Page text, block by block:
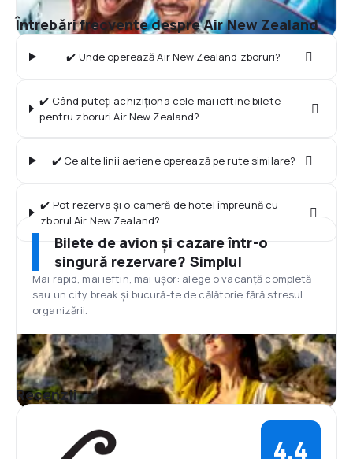
Întrebări frecvente despre Air New Zealand
✔️ Unde operează Air New Zealand zboruri?
✔️ Când puteți achiziționa cele mai ieftine bilete
pentru zboruri Air New Zealand?
✔️ Ce alte linii aeriene operează pe rute similare?
✔️ Pot rezerva și o cameră de hotel împreună cu
zborul Air New Zealand?
Bilete de avion și cazare într-o
singură rezervare? Simplu!
Mai rapid, mai ieftin, mai ușor: alege o vacanță completă
sau un city break și bucură-te de călătorie fără stresul
organizării.
Recenzii
4,4